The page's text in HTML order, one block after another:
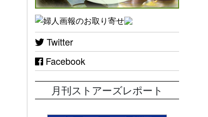
Twitter
Facebook
月刊ストアーズレポート